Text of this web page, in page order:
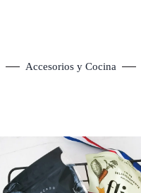
Accesorios y Cocina
to enlarge